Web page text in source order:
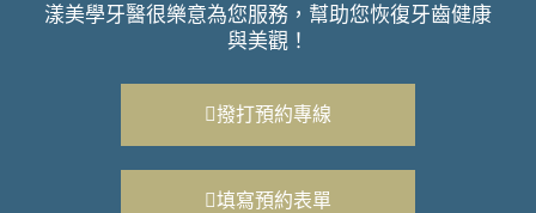
漾美學牙醫很樂意為您服務，幫助您恢復牙齒健康
與美觀！
撥打預約專線
填寫預約表單